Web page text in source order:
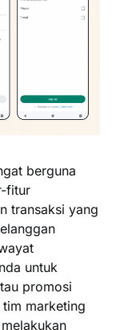
berguna
fitur
transaksi yang
untuk
promosi
marketing